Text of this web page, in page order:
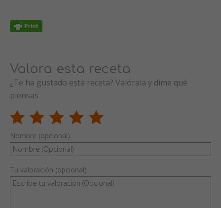
Valora esta receta
¿Te ha gustado esta receta? Valórala y dime qué
piensas
Nombre (opcional)
Tu valoración (opcional)